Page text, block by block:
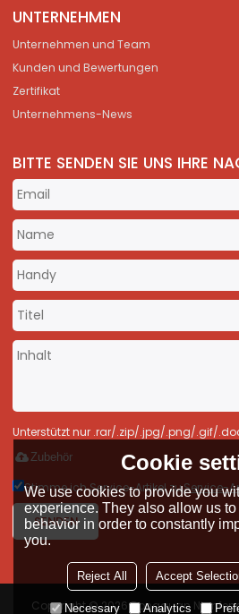
UNTERNEHMEN
Unternehmen und Team
Kunden und Bewertungen
Zertifikat
Unternehmens-News
BITTE SENDEN SIE UNS IHRE
Unterstützt nur .rar/.zip/.jpg/.png/.gif/
Zubehör
Stimme ich Service-Artikel zu,Service-
SENDEN
Copyright © 2026Dongguan
Cookie
We use cookies to provide you
experience. They also allow us
behavior in order to constantly
you.
Reject All Accept
Necessary Analytics